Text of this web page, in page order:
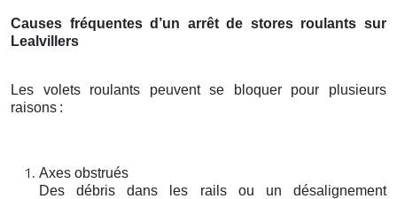
Causes fréquentes d’un arrêt de stores roulants sur
Lealvillers
Les volets roulants peuvent se bloquer pour plusieurs
raisons :
Axes obstrués
Des débris dans les rails ou un désalignement